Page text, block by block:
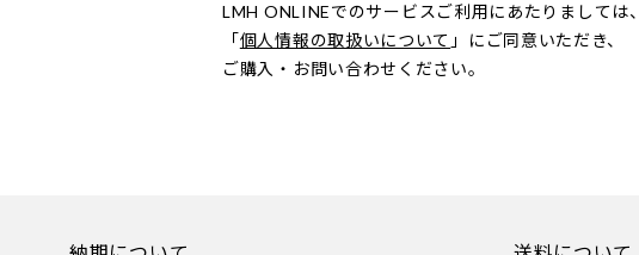
LMH ONLINEでのサービスご利用にあたりましては、
「個人情報の取扱いについて 」にご同意いただき、
ご購入・お問い合わせください。